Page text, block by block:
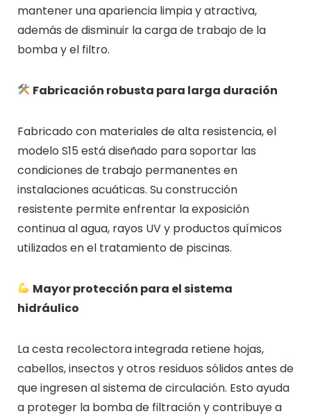
mantener una apariencia limpia y atractiva,
además de disminuir la carga de trabajo de la
bomba y el filtro.
Fabricación robusta para larga duración
Fabricado con materiales de alta resistencia, el
modelo S15 está diseñado para soportar las
condiciones de trabajo permanentes en
instalaciones acuáticas. Su construcción
resistente permite enfrentar la exposición
continua al agua, rayos UV y productos químicos
utilizados en el tratamiento de piscinas.
Mayor protección para el sistema
hidráulico
La cesta recolectora integrada retiene hojas,
cabellos, insectos y otros residuos sólidos antes de
que ingresen al sistema de circulación. Esto ayuda
a proteger la bomba de filtración y contribuye a